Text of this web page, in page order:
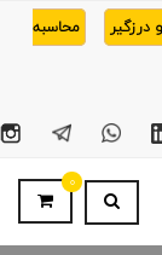
محاسبه
0